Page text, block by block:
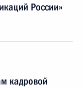
России»
кадровой